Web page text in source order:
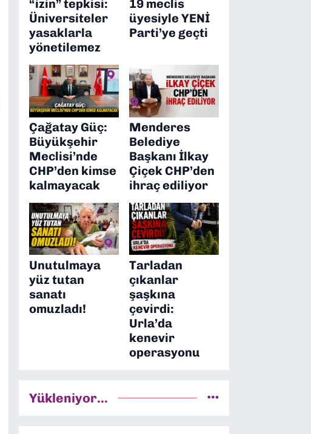
“izin” tepkisi:
Üniversiteler
yasaklarla
yönetilemez
19 meclis
üyesiyle YENİ
Parti’ye geçti
Çağatay Güç:
Büyükşehir
Meclisi’nde
CHP’den kimse
kalmayacak
Menderes
Belediye
Başkanı İlkay
Çiçek CHP’den
ihraç ediliyor
Unutulmaya
yüz tutan
sanatı
omuzladı!
Tarladan
çıkanlar
şaşkına
çevirdi:
Urla’da
kenevir
operasyonu
Yükleniyor...